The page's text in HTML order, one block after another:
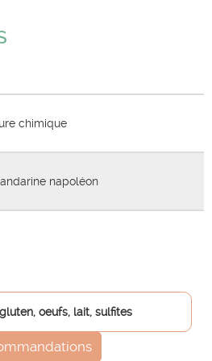
chimique
napoléon
gluten, oeufs, lait, sulfites